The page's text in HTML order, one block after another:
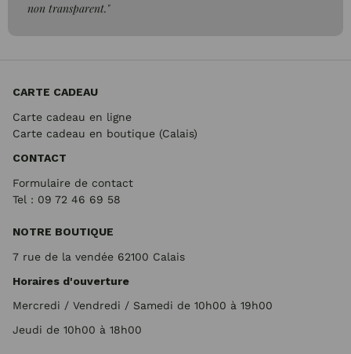
non transparent."
CARTE CADEAU
Carte cadeau en ligne
Carte cadeau en boutique (Calais)
CONTACT
Formulaire de contact
Tel : 09 72 46 69 58
NOTRE BOUTIQUE
7 rue de la vendée 62100 Calais
Horaires d'ouverture
Mercredi / Vendredi / Samedi de 10h00 à 19h00
Jeudi de 10h00 à 18h00